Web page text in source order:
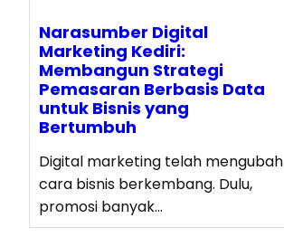
Narasumber Digital
Marketing Kediri:
Membangun Strategi
Pemasaran Berbasis Data
untuk Bisnis yang
Bertumbuh
Digital marketing telah mengubah
cara bisnis berkembang. Dulu,
promosi banyak…